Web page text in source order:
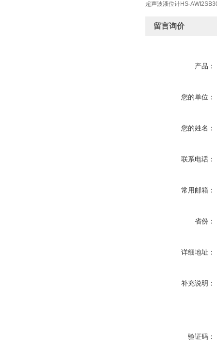
超声波液位计HS-
留言询价
产品：
您的单位：
您的姓名：
联系电话：
常用邮箱：
省份：
详细地址：
补充说明：
验证码：